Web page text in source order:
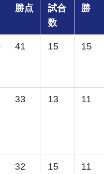
勝点
試合
数
勝
41 15 15
33 13 11
32 15 11